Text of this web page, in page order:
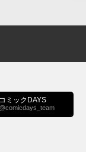
コミックDAYS
@comicdays_team